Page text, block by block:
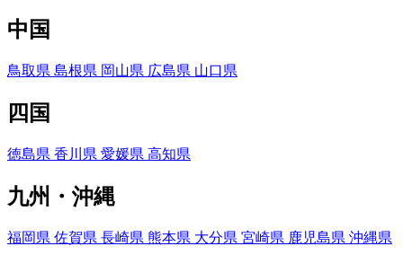
中国
鳥取県 島根県 岡山県 広島県 山口県
四国
徳島県 香川県 愛媛県 高知県
九州・沖縄
福岡県 佐賀県 長崎県 熊本県 大分県 宮崎県 鹿児島県 沖縄県